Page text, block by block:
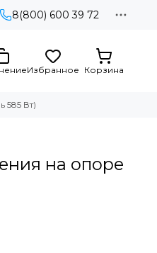
8(800) 600 39 72
Избранное Корзина
585 Вт)
на опоре